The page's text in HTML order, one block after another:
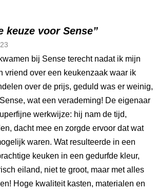
keuze voor Sense”
23
bij Sense terecht nadat ik mijn
vriend over een keukenzaak waar ik
over de prijs, geduld was er weinig,
wat een verademing! De eigenaar
werkwijze: hij nam de tijd,
dacht mee en zorgde ervoor dat wat
waren. Wat resulteerde in een
keuken in een gedurfde kleur,
eiland, niet te groot, maar met alles
Hoge kwaliteit kasten, materialen en